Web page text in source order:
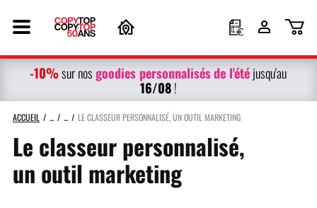
-10%sur nosgoodies personnalisésde l'étéjusqu'au
16/08!
ACCUEIL LE CLASSEUR PERSONNALISÉ, UN OUTIL MARKETING
Le classeur personnalisé,
un outil marketing